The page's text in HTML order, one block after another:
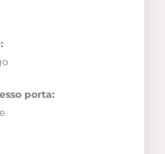
porta: